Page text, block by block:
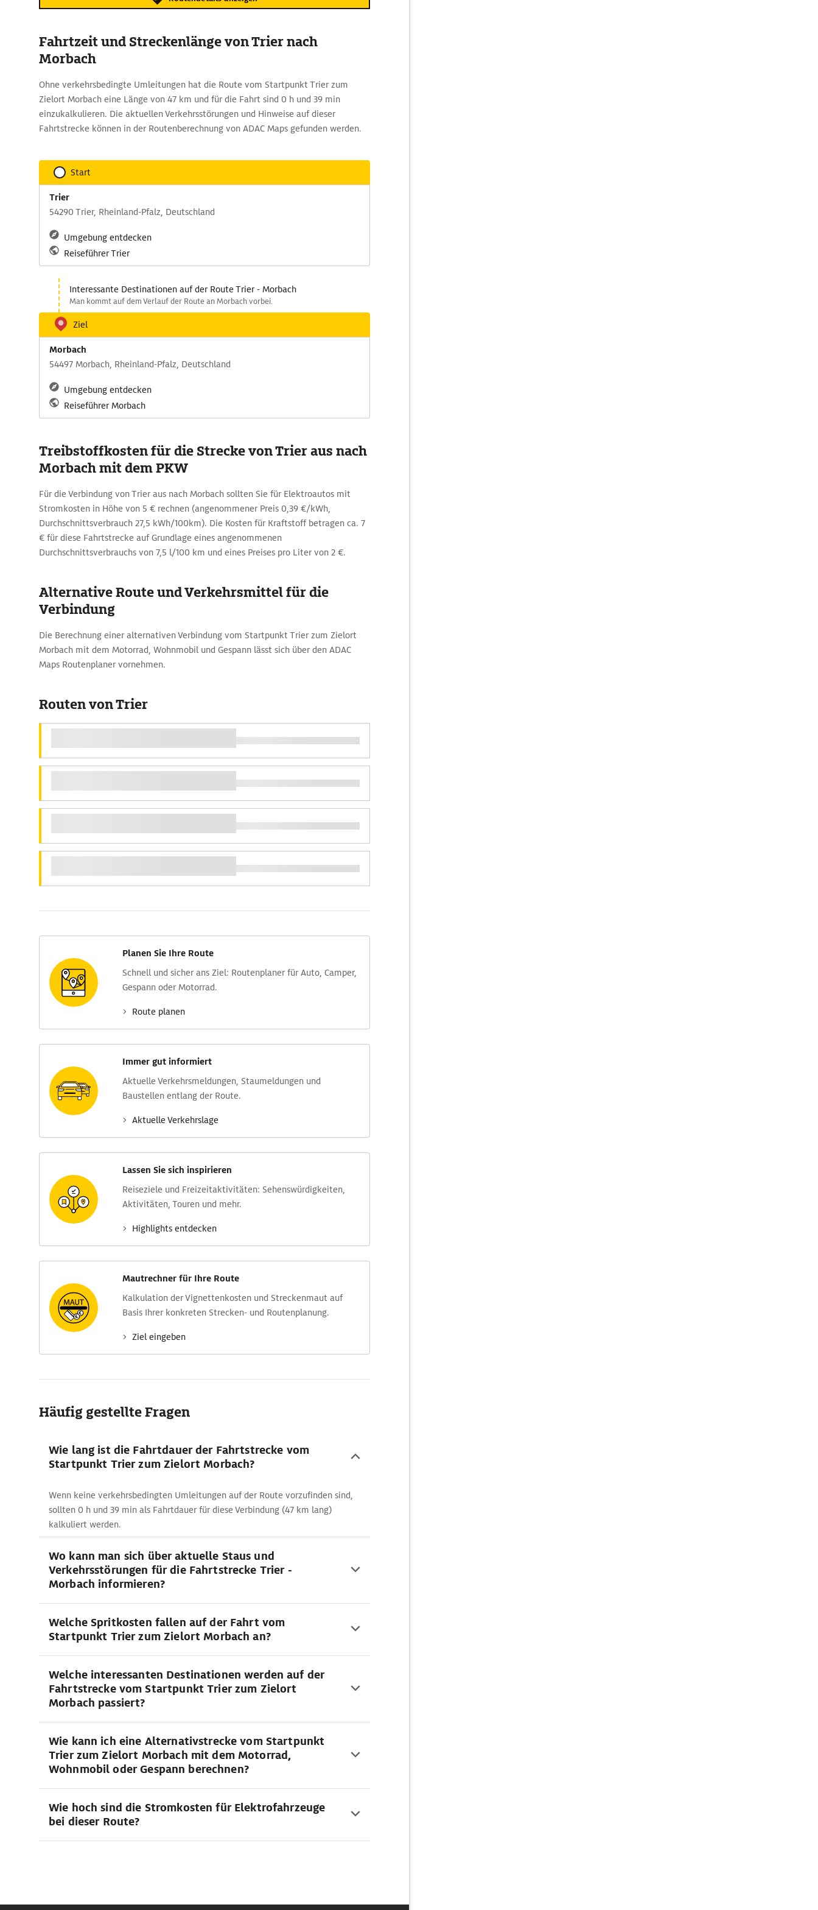
Fahrtzeit und Streckenlänge von Trier nach
Morbach
Ohne verkehrsbedingte Umleitungen hat die Route vom Startpunkt Trier zum
Zielort Morbach eine Länge von 47 km und für die Fahrt sind 0 h und 39 min
einzukalkulieren. Die aktuellen Verkehrsstörungen und Hinweise auf dieser
Fahrtstrecke können in der Routenberechnung von ADAC Maps gefunden werden.
Start
Trier
54290 Trier, Rheinland-Pfalz, Deutschland
Umgebung entdecken
Reiseführer Trier
Interessante Destinationen auf der Route Trier - Morbach
Man kommt auf dem Verlauf der Route an Morbach vorbei.
Ziel
Morbach
54497 Morbach, Rheinland-Pfalz, Deutschland
Umgebung entdecken
Reiseführer Morbach
Treibstoffkosten für die Strecke von Trier aus nach
Morbach mit dem PKW
Für die Verbindung von Trier aus nach Morbach sollten Sie für Elektroautos mit
Stromkosten in Höhe von 5 € rechnen (angenommener Preis 0,39 €/kWh,
Durchschnittsverbrauch 27,5 kWh/100km). Die Kosten für Kraftstoff betragen ca. 7
€ für diese Fahrtstrecke auf Grundlage eines angenommenen
Durchschnittsverbrauchs von 7,5 l/100 km und eines Preises pro Liter von 2 €.
Alternative Route und Verkehrsmittel für die
Verbindung
Die Berechnung einer alternativen Verbindung vom Startpunkt Trier zum Zielort
Morbach mit dem Motorrad, Wohnmobil und Gespann lässt sich über den ADAC
Maps Routenplaner vornehmen.
Routen von Trier
Planen Sie Ihre Route
Schnell und sicher ans Ziel: Routen­planer für Auto, Camper,
Gespann oder Motorrad.
Route planen
Immer gut informiert
Aktuelle Verkehrs­meldungen, Stau­meldungen und
Baustellen entlang der Route.
Aktuelle Verkehrs­lage
Lassen Sie sich inspirieren
Reise­ziele und Freizeit­aktivitäten: Sehens­würdig­keiten,
Aktivitäten, Touren und mehr.
Highlights entdecken
Mautrechner für Ihre Route
Kalkulation der Vignettenkosten und Streckenmaut auf
Basis Ihrer konkreten Strecken- und Routenplanung.
Ziel eingeben
Häufig gestellte Fragen
Wie lang ist die Fahrtdauer der Fahrtstrecke vom
Startpunkt Trier zum Zielort Morbach?
Wenn keine verkehrsbedingten Umleitungen auf der Route vorzufinden sind,
sollten 0 h und 39 min als Fahrtdauer für diese Verbindung (47 km lang)
kalkuliert werden.
Wo kann man sich über aktuelle Staus und
Verkehrsstörungen für die Fahrtstrecke Trier -
Morbach informieren?
Welche Spritkosten fallen auf der Fahrt vom
Startpunkt Trier zum Zielort Morbach an?
Welche interessanten Destinationen werden auf der
Fahrtstrecke vom Startpunkt Trier zum Zielort
Morbach passiert?
Wie kann ich eine Alternativstrecke vom Startpunkt
Trier zum Zielort Morbach mit dem Motorrad,
Wohnmobil oder Gespann berechnen?
Wie hoch sind die Stromkosten für Elektrofahrzeuge
bei dieser Route?